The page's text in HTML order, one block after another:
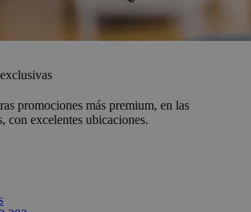
promociones más premium, en las
con excelentes ubicaciones.